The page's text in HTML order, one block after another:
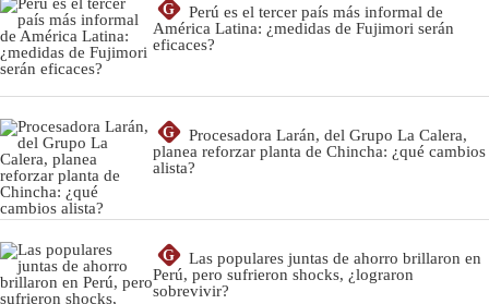
G
Perú es el tercer país más informal de
América Latina: ¿medidas de Fujimori serán
eficaces?
G
Procesadora Larán, del Grupo La Calera,
planea reforzar planta de Chincha: ¿qué cambios
alista?
G
Las populares juntas de ahorro brillaron en
Perú, pero sufrieron shocks, ¿lograron
sobrevivir?